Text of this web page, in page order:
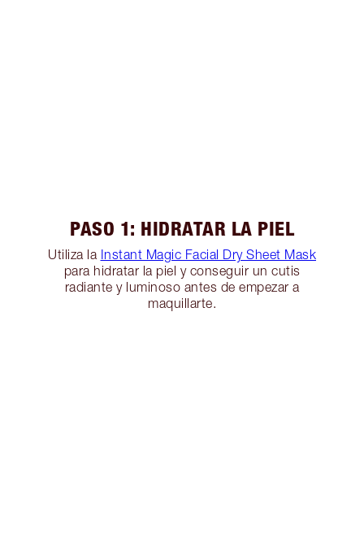
PASO 1: HIDRATAR LA PIEL
Utiliza la Instant Magic Facial Dry Sheet Mask
para hidratar la piel y conseguir un cutis
radiante y luminoso antes de empezar a
maquillarte.